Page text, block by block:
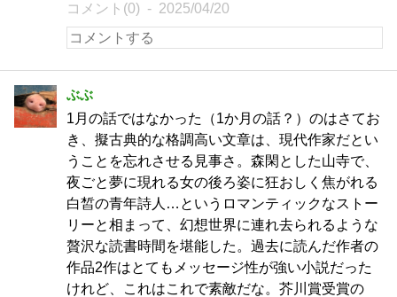
コメント(0) 2025/04/20
ぶぶ
1月の話ではなかった（1か月の話？）のはさてお
き、擬古典的な格調高い文章は、現代作家だとい
うことを忘れさせる見事さ。森閑とした山寺で、
夜ごと夢に現れる女の後ろ姿に狂おしく焦がれる
白皙の青年詩人…というロマンティックなストー
リーと相まって、幻想世界に連れ去られるような
贅沢な読書時間を堪能した。過去に読んだ作者の
作品2作はとてもメッセージ性が強い小説だった
けれど、これはこれで素敵だな。芥川賞受賞の